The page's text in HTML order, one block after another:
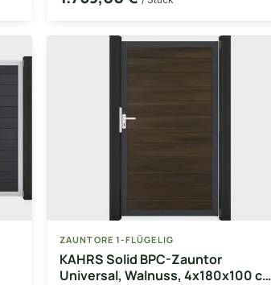
ZAUNTORE 1-FLÜGELIG
KAHRS Solid BPC-Zauntor
Universal, Walnuss, 4x180x100 cm,